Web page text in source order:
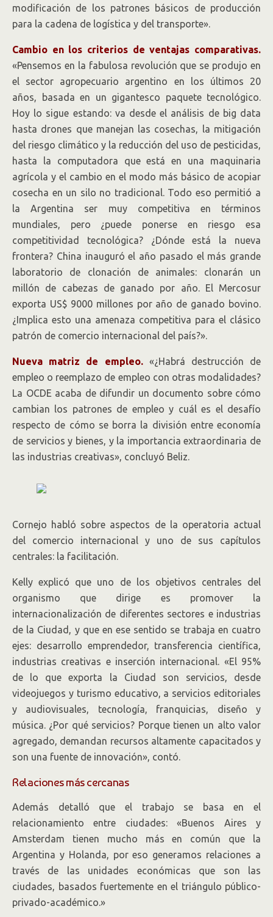
modificación de los patrones básicos de producción
para la cadena de logística y del transporte».
Cambio en los criterios de ventajas comparativas.
«Pensemos en la fabulosa revolución que se produjo en
el sector agropecuario argentino en los últimos 20
años, basada en un gigantesco paquete tecnológico.
Hoy lo sigue estando: va desde el análisis de big data
hasta drones que manejan las cosechas, la mitigación
del riesgo climático y la reducción del uso de pesticidas,
hasta la computadora que está en una maquinaria
agrícola y el cambio en el modo más básico de acopiar
cosecha en un silo no tradicional. Todo eso permitió a
la Argentina ser muy competitiva en términos
mundiales, pero ¿puede ponerse en riesgo esa
competitividad tecnológica? ¿Dónde está la nueva
frontera? China inauguró el año pasado el más grande
laboratorio de clonación de animales: clonarán un
millón de cabezas de ganado por año. El Mercosur
exporta US$ 9000 millones por año de ganado bovino.
¿Implica esto una amenaza competitiva para el clásico
patrón de comercio internacional del país?».
Nueva matriz de empleo.«¿Habrá destrucción de
empleo o reemplazo de empleo con otras modalidades?
La OCDE acaba de difundir un documento sobre cómo
cambian los patrones de empleo y cuál es el desafío
respecto de cómo se borra la división entre economía
de servicios y bienes, y la importancia extraordinaria de
las industrias creativas», concluyó Beliz.
Cornejo habló sobre aspectos de la operatoria actual
del comercio internacional y uno de sus capítulos
centrales: la facilitación.
Kelly explicó que uno de los objetivos centrales del
organismo que dirige es promover la
internacionalización de diferentes sectores e industrias
de la Ciudad, y que en ese sentido se trabaja en cuatro
ejes: desarrollo emprendedor, transferencia científica,
industrias creativas e inserción internacional. «El 95%
de lo que exporta la Ciudad son servicios, desde
videojuegos y turismo educativo, a servicios editoriales
y audiovisuales, tecnología, franquicias, diseño y
música. ¿Por qué servicios? Porque tienen un alto valor
agregado, demandan recursos altamente capacitados y
son una fuente de innovación», contó.
Relaciones más cercanas
Además detalló que el trabajo se basa en el
relacionamiento entre ciudades: «Buenos Aires y
Amsterdam tienen mucho más en común que la
Argentina y Holanda, por eso generamos relaciones a
través de las unidades económicas que son las
ciudades, basados fuertemente en el triángulo público-
privado-académico.»